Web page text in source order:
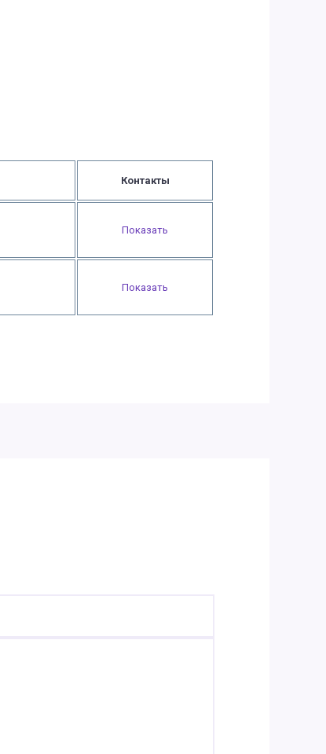
Контакты
Показать
Показать